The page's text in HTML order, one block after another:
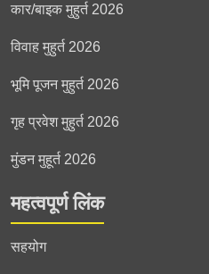
कार/बाइक मुहुर्त 2026
विवाह मुहुर्त 2026
भूमि पूजन मुहुर्त 2026
गृह प्रवेश मुहुर्त 2026
मुंडन मुहूर्त 2026
महत्वपूर्ण लिंक
सहयोग